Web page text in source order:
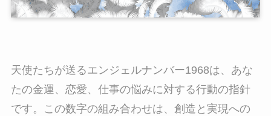
天使たちが送るエンジェルナンバー1968は、あな
たの金運、恋愛、仕事の悩みに対する行動の指針
です。この数字の組み合わせは、創造と実現への